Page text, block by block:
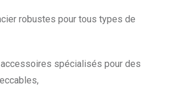
robustes pour tous types de
spécialisés pour des